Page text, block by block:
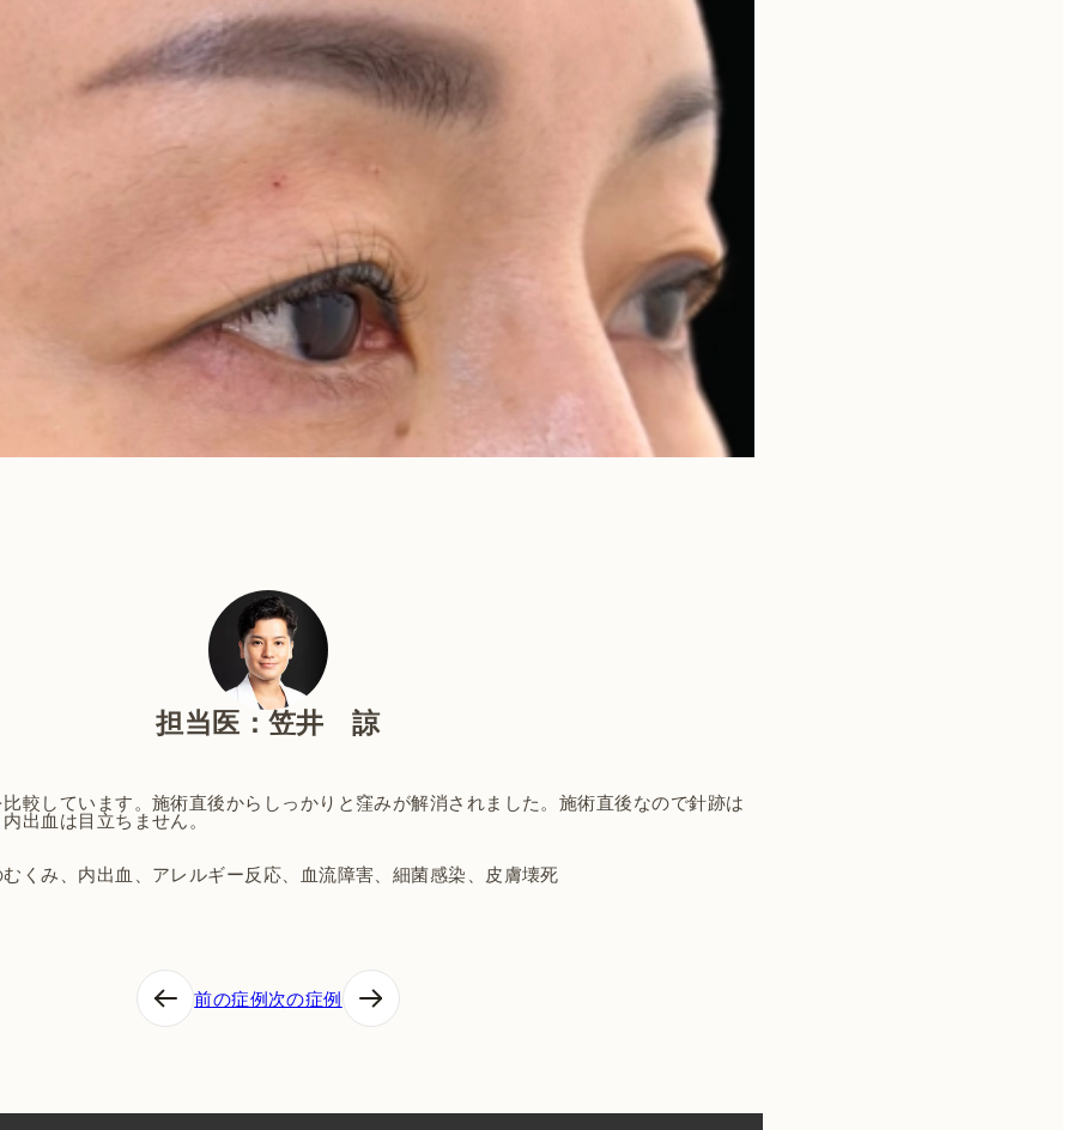
担当医：笠井 諒
較しています。施術直後からしっかりと窪みが解消されました。施術直後なので針跡は
出血は目立ちません。
くみ、内出血、アレルギー反応、血流障害、細菌感染、皮膚壊死
前の症例次の症例